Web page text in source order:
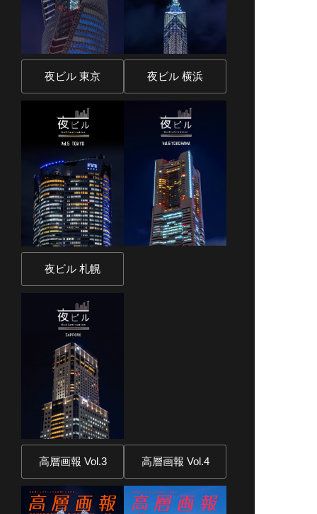
夜ビル 東京 夜ビル 横浜
夜ビル 札幌
高層画報 Vol.3 高層画報 Vol.4